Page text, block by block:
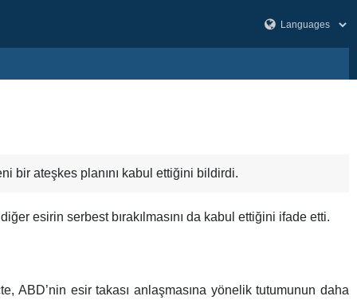
bir ateşkes planını kabul ettiğini bildirdi.
esirin serbest bırakılmasını da kabul ettiğini ifade etti.
ABD’nin esir takası anlaşmasına yönelik tutumunun daha